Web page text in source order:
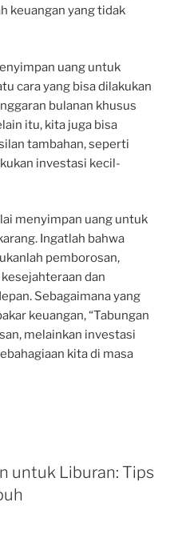
keuangan yang tidak
uang untuk
cara yang bisa dilakukan
bulanan khusus
itu, kita juga bisa
tambahan, seperti
investasi kecil-
menyimpan uang untuk
Ingatlah bahwa
pemborosan,
dan
Sebagaimana yang
keuangan, “Tabungan
melainkan investasi
kita di masa
untuk Liburan: Tips